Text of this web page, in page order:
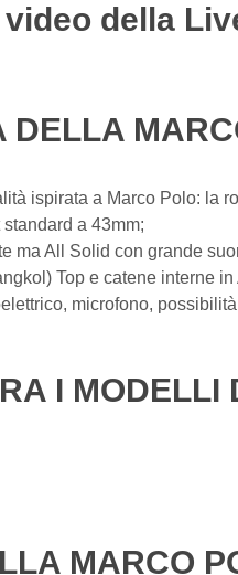
della
DELLA
ispirata a Marco Polo: la
a 43mm;
ma All Solid con grande
Top e catene interne
microfono,
I
MARCO